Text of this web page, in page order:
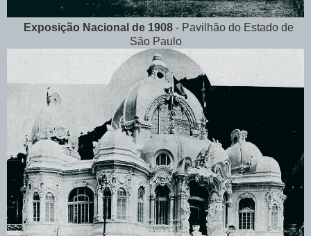
Exposição Nacional de 1908 - Pavilhão do Estado de
São Paulo